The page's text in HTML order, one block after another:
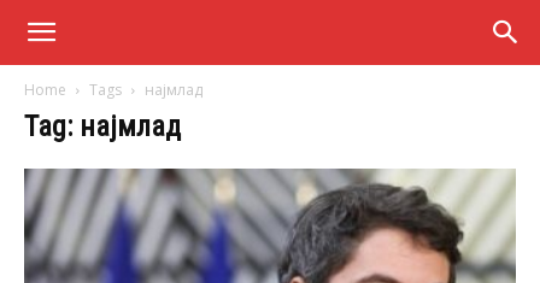
Home Tags најмлад
Tag: најмлад